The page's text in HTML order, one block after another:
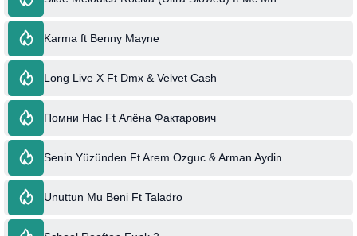
Karma ft Benny Mayne
Long Live X Ft Dmx & Velvet Cash
Помни Нас Ft Алёна Фактарович
Senin Yüzünden Ft Arem Ozguc & Arman Aydin
Unuttun Mu Beni Ft Taladro